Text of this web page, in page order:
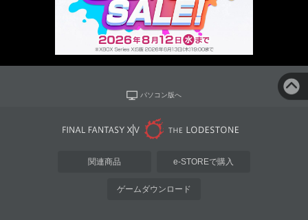
パソコン版へ
関連商品 e-STOREで購入
ゲームダウンロード